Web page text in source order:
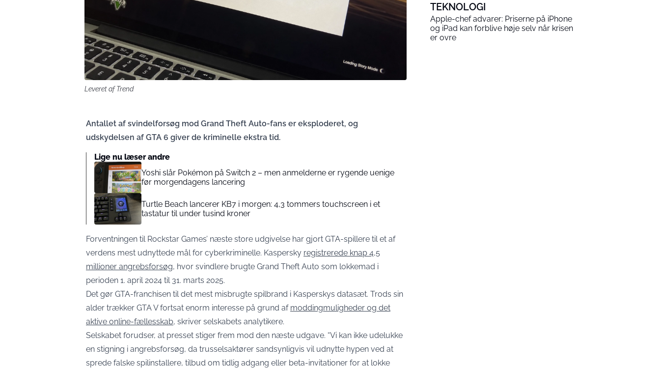
Leveret af Trend
Antallet af svindelforsøg mod Grand Theft Auto-fans er eksploderet, og
udskydelsen af GTA 6 giver de kriminelle ekstra tid.
Lige nu læser andre
Yoshi slår Pokémon på Switch 2 – men anmelderne er rygende uenige
før morgendagens lancering
Turtle Beach lancerer KB7 i morgen: 4,3 tommers touchscreen i et
tastatur til under tusind kroner
Forventningen til Rockstar Games’ næste store udgivelse har gjort GTA-spillere til et af
verdens mest udnyttede mål for cyberkriminelle. Kaspersky registrerede knap 4,5
millioner angrebsforsøg, hvor svindlere brugte Grand Theft Auto som lokkemad i
perioden 1. april 2024 til 31. marts 2025.
Det gør GTA-franchisen til det mest misbrugte spilbrand i Kasperskys datasæt. Trods sin
alder trækker GTA V fortsat enorm interesse på grund af moddingmuligheder og det
aktive online-fællesskab, skriver selskabets analytikere.
Selskabet forudser, at presset stiger frem mod den næste udgave. “Vi kan ikke udelukke
en stigning i angrebsforsøg, da trusselsaktører sandsynligvis vil udnytte hypen ved at
sprede falske spilinstallere, tilbud om tidlig adgang eller beta-invitationer for at lokke
TEKNOLOGI
Apple-chef advarer: Priserne på iPhone
og iPad kan forblive høje selv når krisen
er ovre